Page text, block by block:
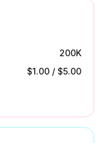
200K
$1.00 / $5.00